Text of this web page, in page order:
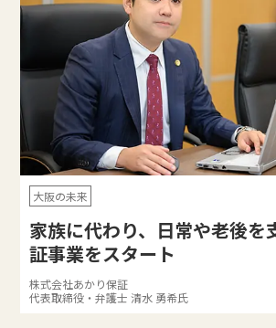
大阪の未来
家族に代わり、日常や老後を
証事業をスタート
株式会社あかり保証
代表取締役・弁護士 清水 勇希氏